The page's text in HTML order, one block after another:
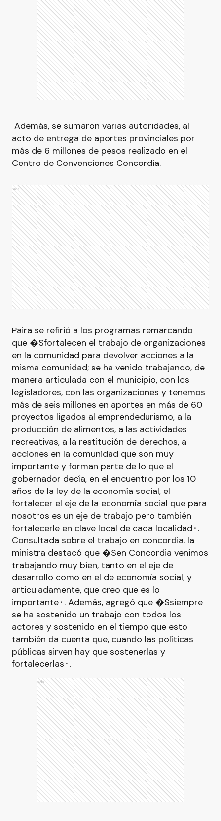
Además, se sumaron varias autoridades, al
acto de entrega de aportes provinciales por
más de 6 millones de pesos realizado en el
Centro de Convenciones Concordia.
Ads
Paira se refirió a los programas remarcando
que �Sfortalecen el trabajo de organizaciones
en la comunidad para devolver acciones a la
misma comunidad; se ha venido trabajando, de
manera articulada con el municipio, con los
legisladores, con las organizaciones y tenemos
más de seis millones en aportes en más de 60
proyectos ligados al emprendedurismo, a la
producción de alimentos, a las actividades
recreativas, a la restitución de derechos, a
acciones en la comunidad que son muy
importante y forman parte de lo que el
gobernador decía, en el encuentro por los 10
años de la ley de la economía social, el
fortalecer el eje de la economía social que para
nosotros es un eje de trabajo pero también
fortalecerle en clave local de cada localidad⬝.
Consultada sobre el trabajo en concordia, la
ministra destacó que �Sen Concordia venimos
trabajando muy bien, tanto en el eje de
desarrollo como en el de economía social, y
articuladamente, que creo que es lo
importante⬝. Además, agregó que �Ssiempre
se ha sostenido un trabajo con todos los
actores y sostenido en el tiempo que esto
también da cuenta que, cuando las políticas
públicas sirven hay que sostenerlas y
fortalecerlas⬝.
Ads